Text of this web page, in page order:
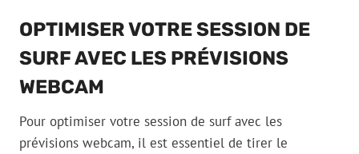
OPTIMISER VOTRE SESSION DE
SURF AVEC LES PRÉVISIONS
WEBCAM
Pour optimiser votre session de surf avec les
prévisions webcam, il est essentiel de tirer le